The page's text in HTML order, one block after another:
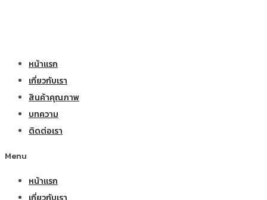
หน้าแรก
เกี่ยวกับเรา
สินค้าคุณภาพ
บทความ
ติดต่อเรา
Menu
หน้าแรก